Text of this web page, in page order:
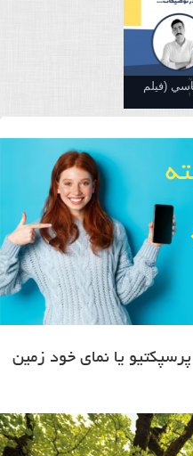
(فیلم
یا نمای خود زمین